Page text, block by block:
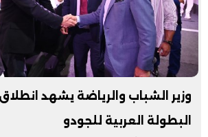
وزير الشباب والرياضة يشهد
البطولة العربية للجودو